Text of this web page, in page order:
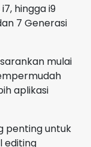
hingga i9
7 Generasi
mulai
aplikasi
penting untuk
editing